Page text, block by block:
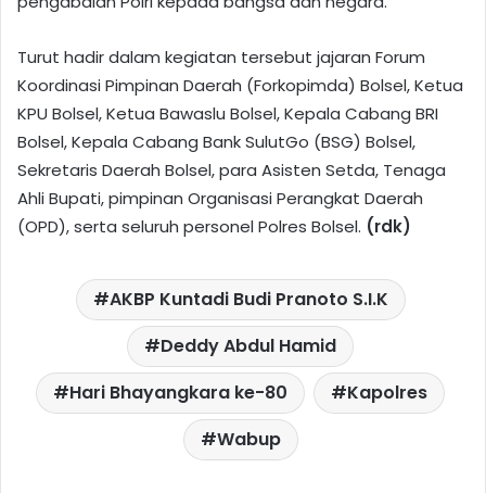
Turut hadir dalam kegiatan tersebut jajaran Forum
Koordinasi Pimpinan Daerah (Forkopimda) Bolsel, Ketua
KPU Bolsel, Ketua Bawaslu Bolsel, Kepala Cabang BRI
Bolsel, Kepala Cabang Bank SulutGo (BSG) Bolsel,
Sekretaris Daerah Bolsel, para Asisten Setda, Tenaga
Ahli Bupati, pimpinan Organisasi Perangkat Daerah
(OPD), serta seluruh personel Polres Bolsel. (rdk)
AKBP Kuntadi Budi Pranoto S.I.K
Deddy Abdul Hamid
Hari Bhayangkara ke-80
Kapolres
Wabup